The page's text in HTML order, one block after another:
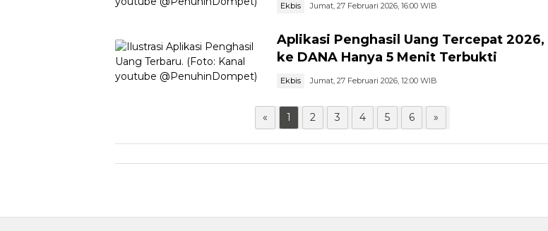
Ekbis Jumat, 27 Februari 2026, 16:00 WIB
Aplikasi Penghasil Uang Tercepat 2026,
ke DANA Hanya 5 Menit Terbukti
Ekbis Jumat, 27 Februari 2026, 12:00 WIB
« 1 2 3 4 5 6 »